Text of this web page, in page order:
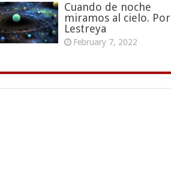
Cuando de noche
miramos al cielo. Por
Lestreya
February 7, 2022